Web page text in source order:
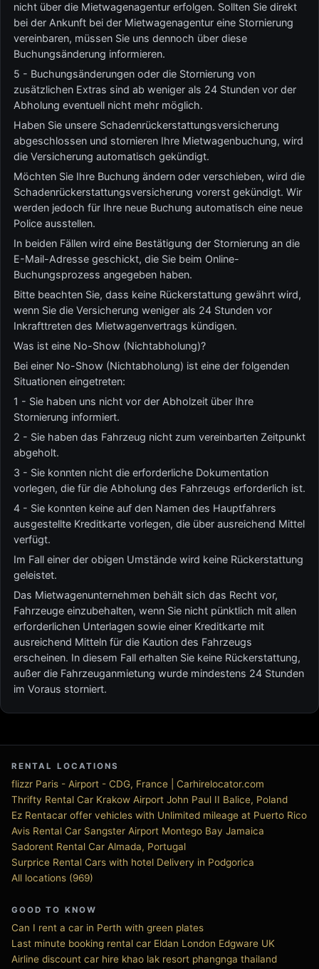
nicht über die Mietwagenagentur erfolgen. Sollten Sie direkt
bei der Ankunft bei der Mietwagenagentur eine Stornierung
vereinbaren, müssen Sie uns dennoch über diese
Buchungsänderung informieren.
5 - Buchungsänderungen oder die Stornierung von
zusätzlichen Extras sind ab weniger als 24 Stunden vor der
Abholung eventuell nicht mehr möglich.
Haben Sie unsere Schadenrückerstattungsversicherung
abgeschlossen und stornieren Ihre Mietwagenbuchung, wird
die Versicherung automatisch gekündigt.
Möchten Sie Ihre Buchung ändern oder verschieben, wird die
Schadenrückerstattungsversicherung vorerst gekündigt. Wir
werden jedoch für Ihre neue Buchung automatisch eine neue
Police ausstellen.
In beiden Fällen wird eine Bestätigung der Stornierung an die
E-Mail-Adresse geschickt, die Sie beim Online-
Buchungsprozess angegeben haben.
Bitte beachten Sie, dass keine Rückerstattung gewährt wird,
wenn Sie die Versicherung weniger als 24 Stunden vor
Inkrafttreten des Mietwagenvertrags kündigen.
Was ist eine No-Show (Nichtabholung)?
Bei einer No-Show (Nichtabholung) ist eine der folgenden
Situationen eingetreten:
1 - Sie haben uns nicht vor der Abholzeit über Ihre
Stornierung informiert.
2 - Sie haben das Fahrzeug nicht zum vereinbarten Zeitpunkt
abgeholt.
3 - Sie konnten nicht die erforderliche Dokumentation
vorlegen, die für die Abholung des Fahrzeugs erforderlich ist.
4 - Sie konnten keine auf den Namen des Hauptfahrers
ausgestellte Kreditkarte vorlegen, die über ausreichend Mittel
verfügt.
Im Fall einer der obigen Umstände wird keine Rückerstattung
geleistet.
Das Mietwagenunternehmen behält sich das Recht vor,
Fahrzeuge einzubehalten, wenn Sie nicht pünktlich mit allen
erforderlichen Unterlagen sowie einer Kreditkarte mit
ausreichend Mitteln für die Kaution des Fahrzeugs
erscheinen. In diesem Fall erhalten Sie keine Rückerstattung,
außer die Fahrzeuganmietung wurde mindestens 24 Stunden
im Voraus storniert.
RENTAL LOCATIONS
flizzr Paris - Airport - CDG, France | Carhirelocator.com
Thrifty Rental Car Krakow Airport John Paul II Balice, Poland
Ez Rentacar offer vehicles with Unlimited mileage at Puerto Rico
Avis Rental Car Sangster Airport Montego Bay Jamaica
Sadorent Rental Car Almada, Portugal
Surprice Rental Cars with hotel Delivery in Podgorica
All locations (969)
GOOD TO KNOW
Can I rent a car in Perth with green plates
Last minute booking rental car Eldan London Edgware UK
Airline discount car hire khao lak resort phangnga thailand